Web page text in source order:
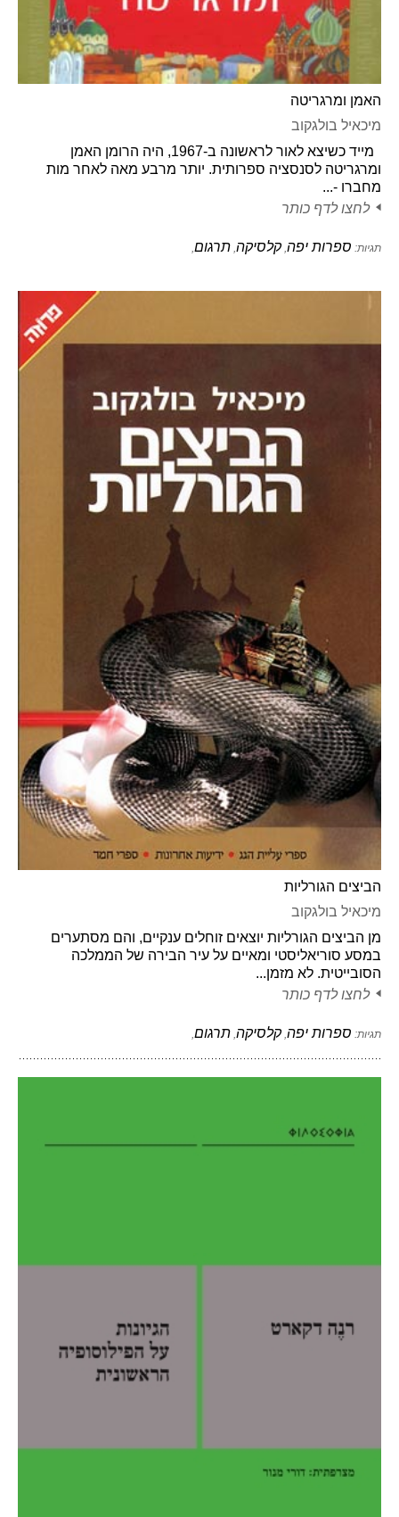
האמן ומרגריטה
מיכאיל בולגקוב
מייד כשיצא לאור לראשונה ב-1967, היה הרומן האמן
ומרגריטה לסנסציה ספרותית. יותר מרבע מאה לאחר מות
מחברו -...
לחצו לדף כותר
תגיות: ספרות יפה ,קלסיקה תרגום
הביצים הגורליות
מיכאיל בולגקוב
מן הביצים הגורליות יוצאים זוחלים ענקיים, והם מסתערים
במסע סוריאליסטי ומאיים על עיר הבירה של הממלכה
הסובייטית. לא מזמן...
לחצו לדף כותר
תגיות: ספרות יפה ,קלסיקה תרגום